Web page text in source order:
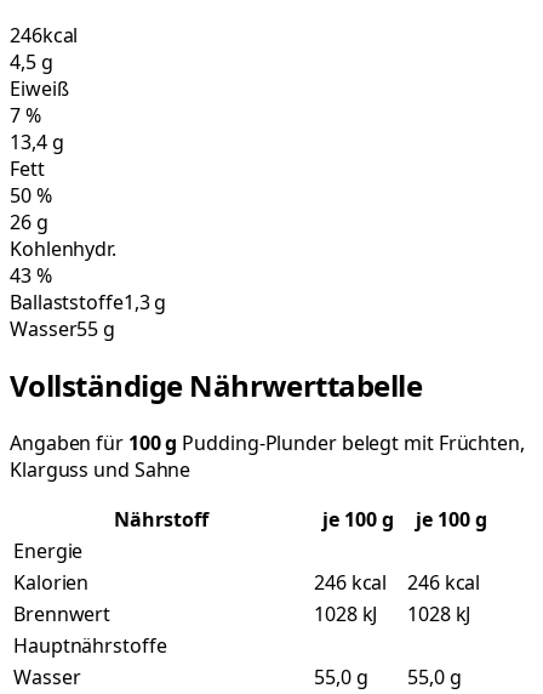
246kcal
4,5g
Eiweiß
7%
13,4g
Fett
50%
26g
Kohlenhydr.
43%
Ballaststoffe1,3 g
Wasser55 g
Vollständige Nährwerttabelle
Angaben für 100g Pudding-Plunder belegt mit Früchten,
Klarguss und Sahne
Nährstoff
je 100g
je 100 g
Energie
Kalorien
246 kcal
246 kcal
Brennwert
1028 kJ
1028 kJ
Hauptnährstoffe
Wasser
55,0 g
55,0 g